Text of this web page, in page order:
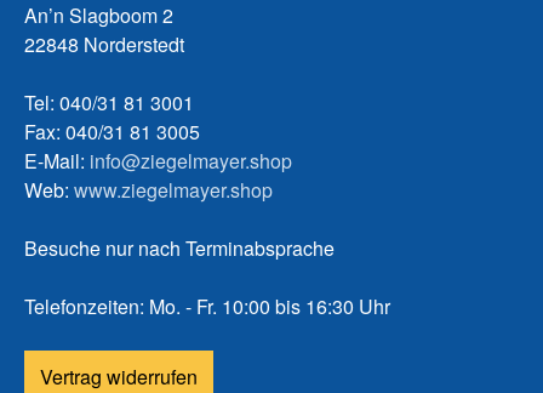
An’n Slagboom 2
22848 Norderstedt
Tel: 040/31 81 3001
Fax: 040/31 81 3005
E-Mail: info@ziegelmayer.shop
Web: www.ziegelmayer.shop
Besuche nur nach Terminabsprache
Telefonzeiten: Mo. - Fr. 10:00 bis 16:30 Uhr
Vertrag widerrufen